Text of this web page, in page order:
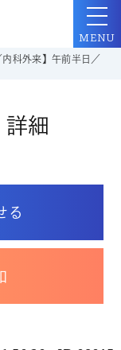
内科外来】午前半日／
MENU
細
る